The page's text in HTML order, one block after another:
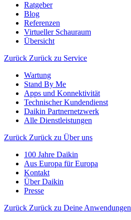
Ratgeber
Blog
Referenzen
Virtueller Schauraum
Übersicht
Zurück Zurück zu Service
Wartung
Stand By Me
Apps und Konnektivität
Technischer Kundendienst
Daikin Partnernetzwerk
Alle Dienstleistungen
Zurück Zurück zu Über uns
100 Jahre Daikin
Aus Europa für Europa
Kontakt
Über Daikin
Presse
Zurück Zurück zu Deine Anwendungen